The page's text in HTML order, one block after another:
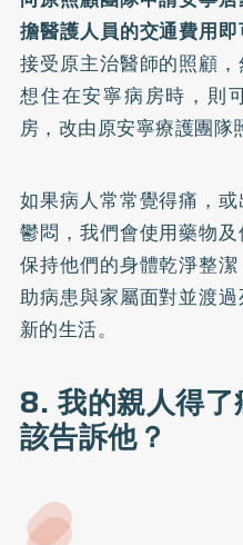
擔醫護人員的交通費用
接受原主治醫師的照顧
想住在安寧病房時，則
房，改由原安寧療護團隊
如果病人常常覺得痛，
鬱悶，我們會使用藥物
保持他們的身體乾淨整
助病患與家屬面對並渡
新的生活。
8. 我的親人得
該告訴他？